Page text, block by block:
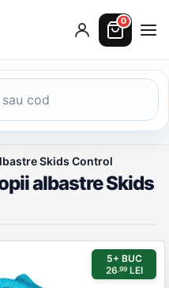
0
Skids Control
albastre Skids
5+ BUC
26,99LEI